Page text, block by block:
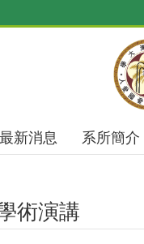
最新消息 系所簡介
術演講